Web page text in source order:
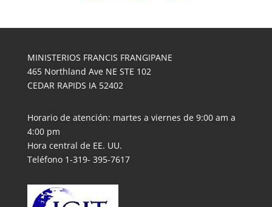
MINISTERIOS FRANCIS FRANGIPANE
465 Northland Ave NE STE 102
CEDAR RAPIDS IA 52402
Horario de atención: martes a viernes de 9:00 am a
4:00 pm
Hora central de EE. UU.
Teléfono 1-319- 395-7617